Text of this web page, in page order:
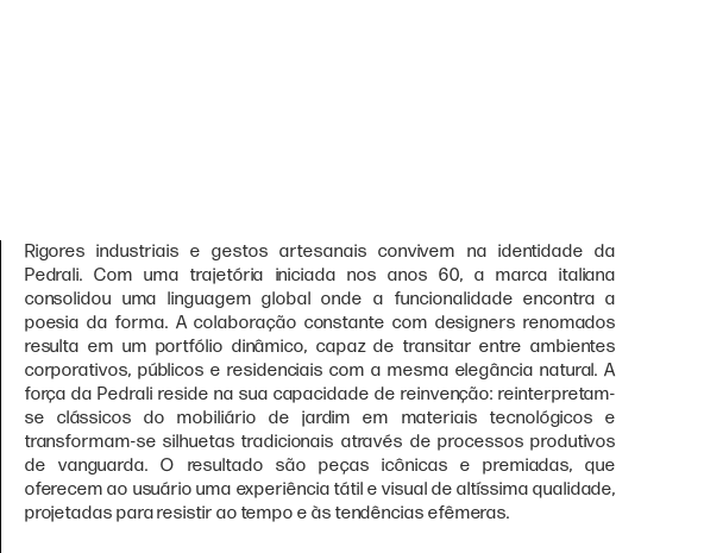
Rigores industriais e gestos artesanais convivem na identidade da
Pedrali. Com uma trajetória iniciada nos anos 60, a marca italiana
consolidou uma linguagem global onde a funcionalidade encontra a
poesia da forma. A colaboração constante com designers renomados
resulta em um portfólio dinâmico, capaz de transitar entre ambientes
corporativos, públicos e residenciais com a mesma elegância natural. A
força da Pedrali reside na sua capacidade de reinvenção: reinterpretam-
se clássicos do mobiliário de jardim em materiais tecnológicos e
transformam-se silhuetas tradicionais através de processos produtivos
de vanguarda. O resultado são peças icônicas e premiadas, que
oferecem ao usuário uma experiência tátil e visual de altíssima qualidade,
projetadas para resistir ao tempo e às tendências efêmeras.